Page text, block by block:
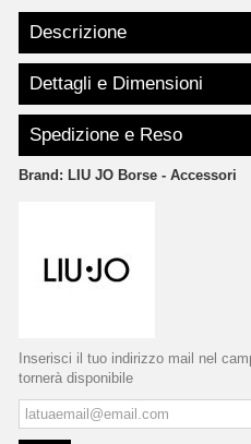
Descrizione
Dettagli e Dimensioni
Spedizione e Reso
Brand: LIU JO Borse - Accessori
Inserisci il tuo indirizzo mail nel
tornerà disponibile